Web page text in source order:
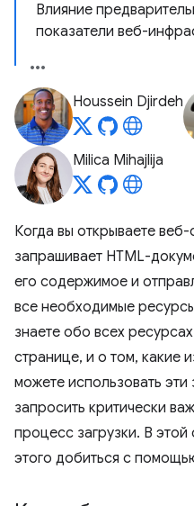
Влияние
показатели веб-
Houssein Djirdeh
Milica Mihajlija
Когда вы открываете
запрашивает HTML-
его содержимое и
все необходимые
знаете обо всех
странице, и о том, какие
можете использовать
запросить критически
процесс загрузки. В этой
этого добиться с